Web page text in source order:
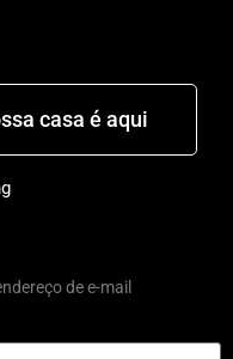
casa é aqui
de e-mail